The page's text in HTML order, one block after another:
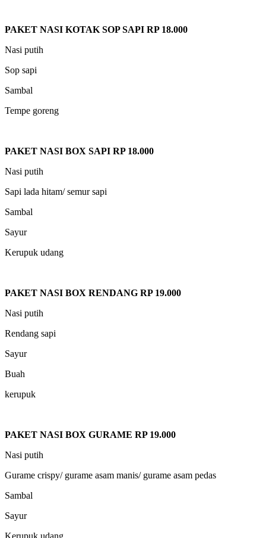
PAKET NASI KOTAK SOP SAPI RP 18.000
Nasi putih
Sop sapi
Sambal
Tempe goreng
PAKET NASI BOX SAPI RP 18.000
Nasi putih
Sapi lada hitam/ semur sapi
Sambal
Sayur
Kerupuk udang
PAKET NASI BOX RENDANG RP 19.000
Nasi putih
Rendang sapi
Sayur
Buah
kerupuk
PAKET NASI BOX GURAME RP 19.000
Nasi putih
Gurame crispy/ gurame asam manis/ gurame asam pedas
Sambal
Sayur
Kerupuk udang